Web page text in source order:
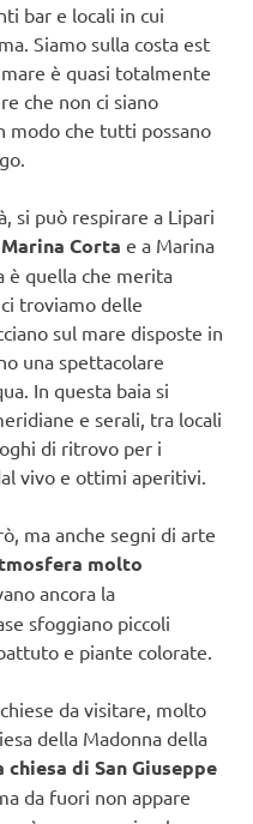
bar e locali in cui
Siamo sulla costa est
è quasi totalmente
che non ci siano
modo che tutti possano
si può respirare a Lipari
Marina Corta e a Marina
è quella che merita
troviamo delle
sul mare disposte in
una spettacolare
In questa baia si
e serali, tra locali
di ritrovo per i
vivo e ottimi aperitivi.
ma anche segni di arte
molto
ancora la
sfoggiano piccoli
e piante colorate.
da visitare, molto
della Madonna della
chiesa di San Giuseppe
da fuori non appare